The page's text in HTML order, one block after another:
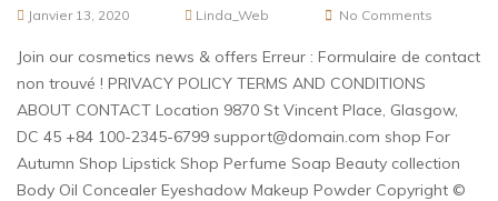
Janvier 13, 2020 Linda_Web No Comments
Join our cosmetics news & offers Erreur : Formulaire de contact
non trouvé ! PRIVACY POLICY TERMS AND CONDITIONS
ABOUT CONTACT Location 9870 St Vincent Place, Glasgow,
DC 45 +84 100-2345-6799 support@domain.com shop For
Autumn Shop Lipstick Shop Perfume Soap Beauty collection
Body Oil Concealer Eyeshadow Makeup Powder Copyright ©